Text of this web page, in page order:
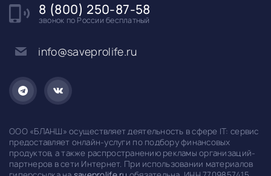
8 (800) 250-87-58
звонок по России бесплатный
info@saveprolife.ru
ООО «БЛАНШ» осуществляет деятельность в сфере IT: сервис
предоставляет онлайн-услуги по подбору финансовых
продуктов, а также распространению рекламы организаций-
партнеров в сети Интернет. При использовании материалов